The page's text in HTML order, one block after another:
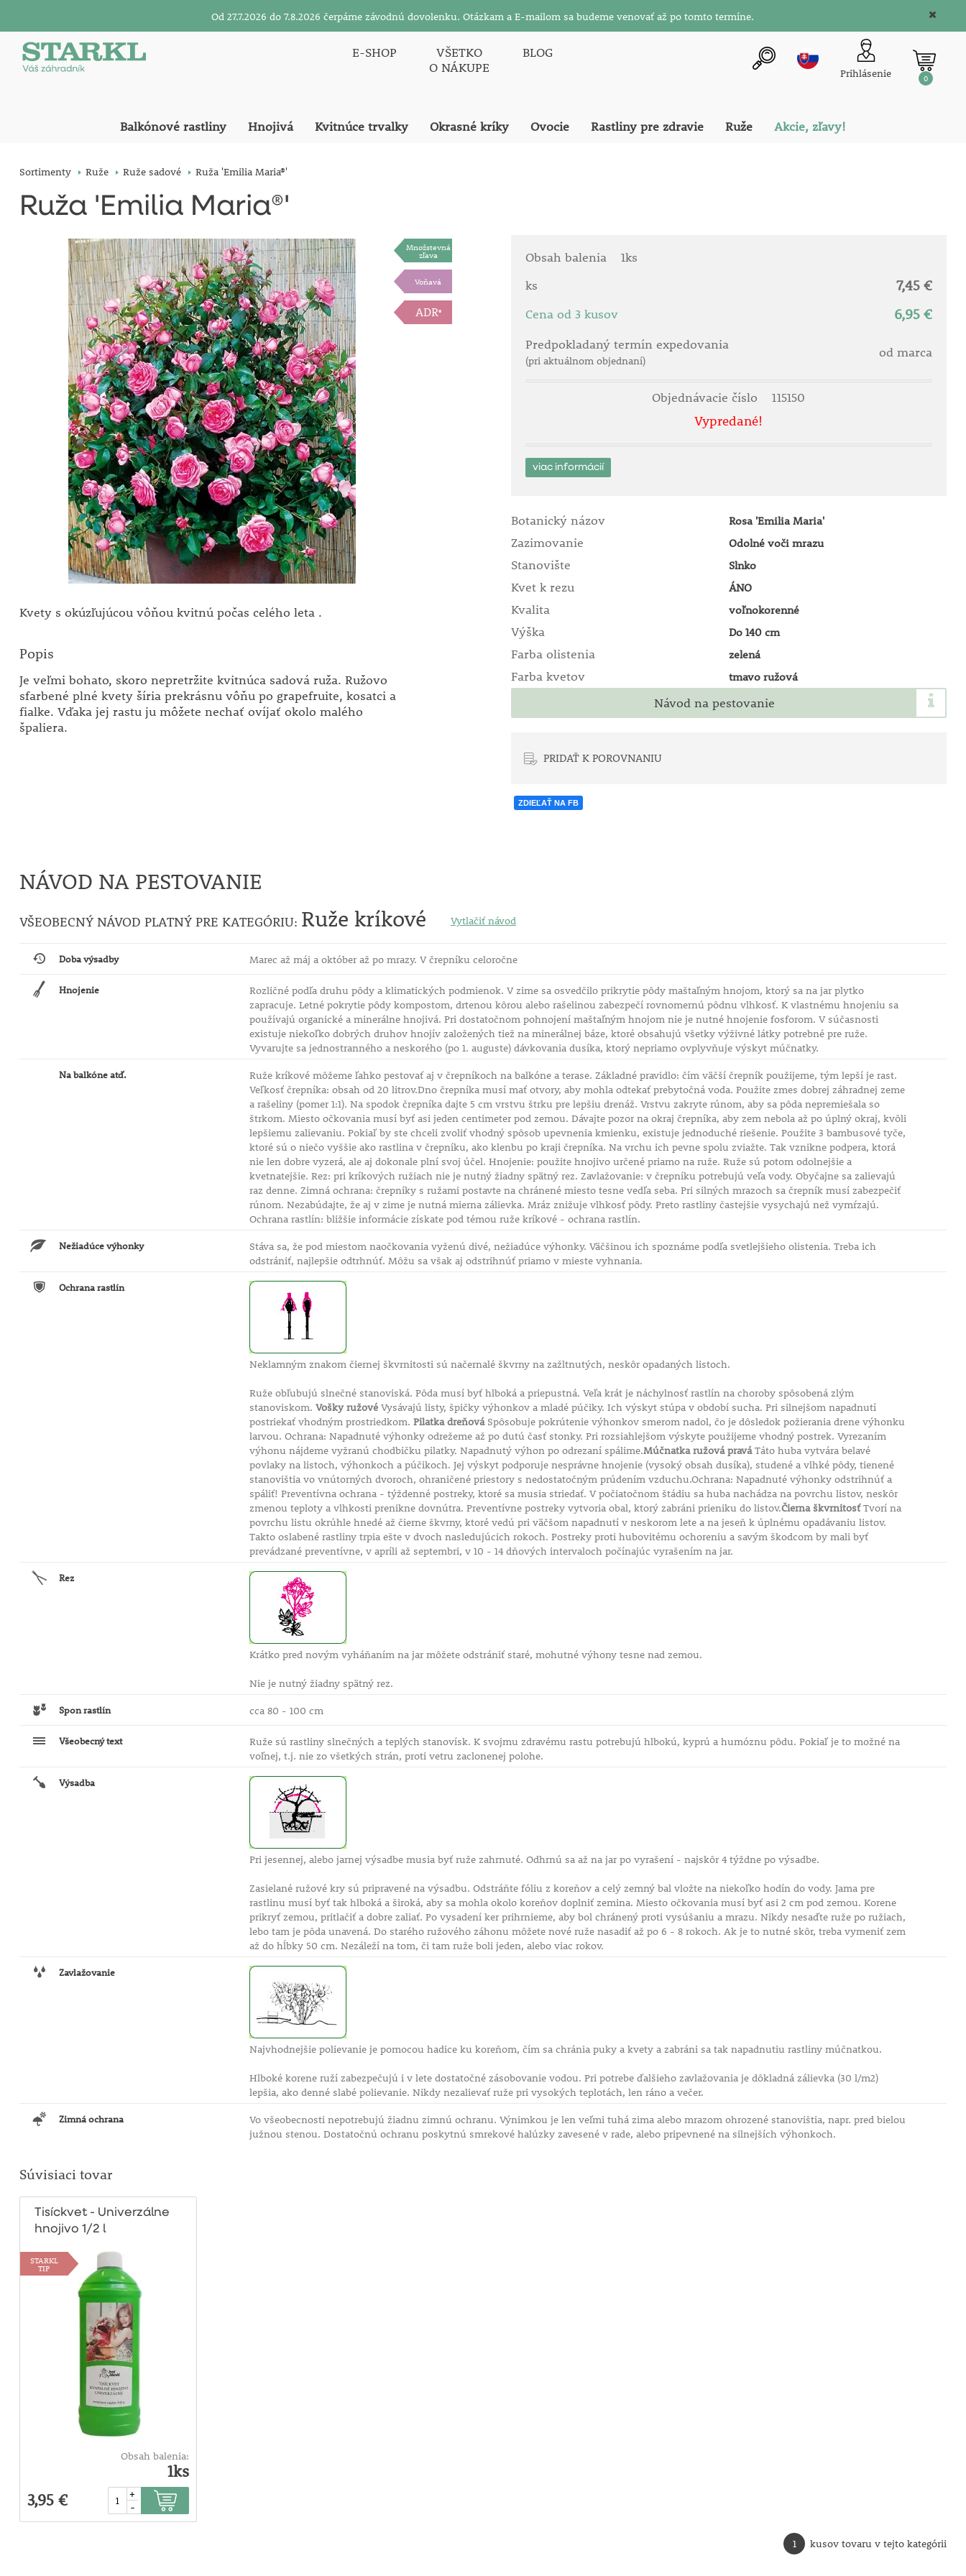
Od 27.7.2026 do 7.8.2026 čerpáme závodnú dovolenku. Otázkam a E-mailom sa budeme venovať až po tomto termíne.
E-SHOP
VŠETKO
O NÁKUPE
BLOG
Prihlásenie 0
Balkónové rastliny Hnojivá Kvitnúce trvalky Okrasné kríky Ovocie Rastliny pre zdravie Ruže Akcie, zľavy!
Sortimenty Ruže Ruže sadové Ruža 'Emilia Maria®'
Ruža 'Emilia Maria®'
Množstevná
zľava
Voňavá
ADR®
Kvety s okúzľujúcou vôňou kvitnú počas celého leta .
Popis
Je veľmi bohato, skoro nepretržite kvitnúca sadová ruža. Ružovo
sfarbené plné kvety šíria prekrásnu vôňu po grapefruite, kosatci a
fialke. Vďaka jej rastu ju môžete nechať ovíjať okolo malého
špaliera.
Obsah balenia
1ks
ks
7,45 €
Cena od 3 kusov 6,95 €
Predpokladaný termín expedovania
(pri aktuálnom objednaní)
od marca
Objednávacie číslo 115150
Vypredané!
viac informácií
Botanický názov Rosa 'Emilia Maria'
Zazimovanie Odolné voči mrazu
Stanovište Slnko
Kvet k rezu ÁNO
Kvalita voľnokorenné
Výška Do 140 cm
Farba olistenia zelená
Farba kvetov tmavo ružová
Návod na pestovanie
PRIDAŤ K POROVNANIU
ZDIEĽAŤ NA FB
NÁVOD NA PESTOVANIE
VŠEOBECNÝ NÁVOD PLATNÝ PRE KATEGÓRIU: Ruže kríkové Vytlačiť návod
Doba výsadby Marec až máj a október až po mrazy. V črepníku celoročne
Hnojenie
Rozličné podľa druhu pôdy a klimatických podmienok. V zime sa osvedčilo prikrytie pôdy maštaľným hnojom, ktorý sa na jar plytko
zapracuje. Letné pokrytie pôdy kompostom, drtenou kôrou alebo rašelinou zabezpečí rovnomernú pôdnu vlhkosť. K vlastnému hnojeniu sa
používajú organické a minerálne hnojivá. Pri dostatočnom pohnojení maštaľným hnojom nie je nutné hnojenie fosforom. V súčasnosti
existuje niekoľko dobrých druhov hnojív založených tiež na minerálnej báze, ktoré obsahujú všetky výživné látky potrebné pre ruže.
Vyvarujte sa jednostranného a neskorého (po 1. auguste) dávkovania dusíka, ktorý nepriamo ovplyvňuje výskyt múčnatky.
Na balkóne atď.
Ruže kríkové môžeme ľahko pestovať aj v črepníkoch na balkóne a terase. Základné pravidlo: čím väčší črepník použijeme, tým lepší je rast.
Veľkosť črepníka: obsah od 20 litrov.Dno črepníka musí mať otvory, aby mohla odtekať prebytočná voda. Použite zmes dobrej záhradnej zeme
a rašeliny (pomer 1:1). Na spodok črepníka dajte 5 cm vrstvu štrku pre lepšiu drenáž. Vrstvu zakryte rúnom, aby sa pôda nepremiešala so
štrkom. Miesto očkovania musí byť asi jeden centimeter pod zemou. Dávajte pozor na okraj črepníka, aby zem nebola až po úplný okraj, kvôli
lepšiemu zalievaniu. Pokiaľ by ste chceli zvoliť vhodný spôsob upevnenia kmienku, existuje jednoduché riešenie. Použite 3 bambusové tyče,
ktoré sú o niečo vyššie ako rastlina v črepníku, ako klenbu po kraji črepníka. Na vrchu ich pevne spolu zviažte. Tak vznikne podpera, ktorá
nie len dobre vyzerá, ale aj dokonale plní svoj účel. Hnojenie: použite hnojivo určené priamo na ruže. Ruže sú potom odolnejšie a
kvetnatejšie. Rez: pri kríkových ružiach nie je nutný žiadny spätný rez. Zavlažovanie: v črepníku potrebujú veľa vody. Obyčajne sa zalievajú
raz denne. Zimná ochrana: črepníky s ružami postavte na chránené miesto tesne vedľa seba. Pri silných mrazoch sa črepník musí zabezpečiť
rúnom. Nezabúdajte, že aj v zime je nutná mierna zálievka. Mráz znižuje vlhkosť pôdy. Preto rastliny častejšie vysychajú než vymŕzajú.
Ochrana rastlín: bližšie informácie získate pod témou ruže kríkové - ochrana rastlín.
Nežiadúce výhonky
Stáva sa, že pod miestom naočkovania vyženú divé, nežiadúce výhonky. Väčšinou ich spoznáme podľa svetlejšieho olistenia. Treba ich
odstrániť, najlepšie odtrhnúť. Môžu sa však aj odstrihnúť priamo v mieste vyhnania.
Ochrana rastlín
Neklamným znakom čiernej škvrnitosti sú načernalé škvrny na zažltnutých, neskôr opadaných listoch.
Ruže obľubujú slnečné stanoviská. Pôda musí byť hlboká a priepustná. Veľa krát je náchylnosť rastlín na choroby spôsobená zlým
stanoviskom. Vošky ružové Vysávajú listy, špičky výhonkov a mladé púčiky. Ich výskyt stúpa v období sucha. Pri silnejšom napadnutí
postriekať vhodným prostriedkom. Pilatka dreňováSpôsobuje pokrútenie výhonkov smerom nadol, čo je dôsledok požierania drene výhonku
larvou. Ochrana: Napadnuté výhonky odrežeme až po dutú časť stonky. Pri rozsiahlejšom výskyte použijeme vhodný postrek. Vyrezaním
výhonu nájdeme vyžranú chodbičku pilatky. Napadnutý výhon po odrezaní spálime.Múčnatka ružová praváTáto huba vytvára belavé
povlaky na listoch, výhonkoch a púčikoch. Jej výskyt podporuje nesprávne hnojenie (vysoký obsah dusíka), studené a vlhké pôdy, tienené
stanovištia vo vnútorných dvoroch, ohraničené priestory s nedostatočným prúdením vzduchu.Ochrana: Napadnuté výhonky odstrihnúť a
spáliť! Preventívna ochrana - týždenné postreky, ktoré sa musia striedať. V počiatočnom štádiu sa huba nachádza na povrchu listov, neskôr
zmenou teploty a vlhkosti prenikne dovnútra. Preventívne postreky vytvoria obal, ktorý zabráni prieniku do listov.Čierna škvrnitosťTvorí na
povrchu listu okrúhle hnedé až čierne škvrny, ktoré vedú pri väčšom napadnutí v neskorom lete a na jeseň k úplnému opadávaniu listov.
Takto oslabené rastliny trpia ešte v dvoch nasledujúcich rokoch. Postreky proti hubovitému ochoreniu a savým škodcom by mali byť
prevádzané preventívne, v apríli až septembri, v 10 - 14 dňových intervaloch počínajúc vyrašením na jar.
Rez
Krátko pred novým vyháňaním na jar môžete odstrániť staré, mohutné výhony tesne nad zemou.
Nie je nutný žiadny spätný rez.
Spon rastlín cca 80 - 100 cm
Všeobecný text
Ruže sú rastliny slnečných a teplých stanovísk. K svojmu zdravému rastu potrebujú hlbokú, kyprú a humóznu pôdu. Pokiaľ je to možné na
voľnej, t.j. nie zo všetkých strán, proti vetru zaclonenej polohe.
Výsadba
Pri jesennej, alebo jarnej výsadbe musia byť ruže zahrnuté. Odhrnú sa až na jar po vyrašení - najskôr 4 týždne po výsadbe.
Zasielané ružové kry sú pripravené na výsadbu. Odstráňte fóliu z koreňov a celý zemný bal vložte na niekoľko hodín do vody. Jama pre
rastlinu musí byť tak hlboká a široká, aby sa mohla okolo koreňov doplniť zemina. Miesto očkovania musí byť asi 2 cm pod zemou. Korene
prikryť zemou, pritlačiť a dobre zaliať. Po vysadení ker prihrnieme, aby bol chránený proti vysúšaniu a mrazu. Nikdy nesaďte ruže po ružiach,
lebo tam je pôda unavená. Do starého ružového záhonu môžete nové ruže nasadiť až po 6 - 8 rokoch. Ak je to nutné skôr, treba vymeniť zem
až do hĺbky 50 cm. Nezáleží na tom, či tam ruže boli jeden, alebo viac rokov.
Zavlažovanie
Najvhodnejšie polievanie je pomocou hadice ku koreňom, čím sa chránia puky a kvety a zabráni sa tak napadnutiu rastliny múčnatkou.
Hlboké korene ruží zabezpečujú i v lete dostatočné zásobovanie vodou. Pri potrebe ďalšieho zavlažovania je dôkladná zálievka (30 l/m2)
lepšia, ako denné slabé polievanie. Nikdy nezalievať ruže pri vysokých teplotách, len ráno a večer.
Zimná ochrana
Vo všeobecnosti nepotrebujú žiadnu zimnú ochranu. Výnimkou je len veľmi tuhá zima alebo mrazom ohrozené stanovištia, napr. pred bielou
južnou stenou. Dostatočnú ochranu poskytnú smrekové halúzky zavesené v rade, alebo pripevnené na silnejších výhonkoch.
Súvisiaci tovar
Tisíckvet - Univerzálne
hnojivo 1/2 l
STARKL
TIP
Obsah balenia:
1ks
3,95 €
+
-
1 kusov tovaru v tejto kategórii